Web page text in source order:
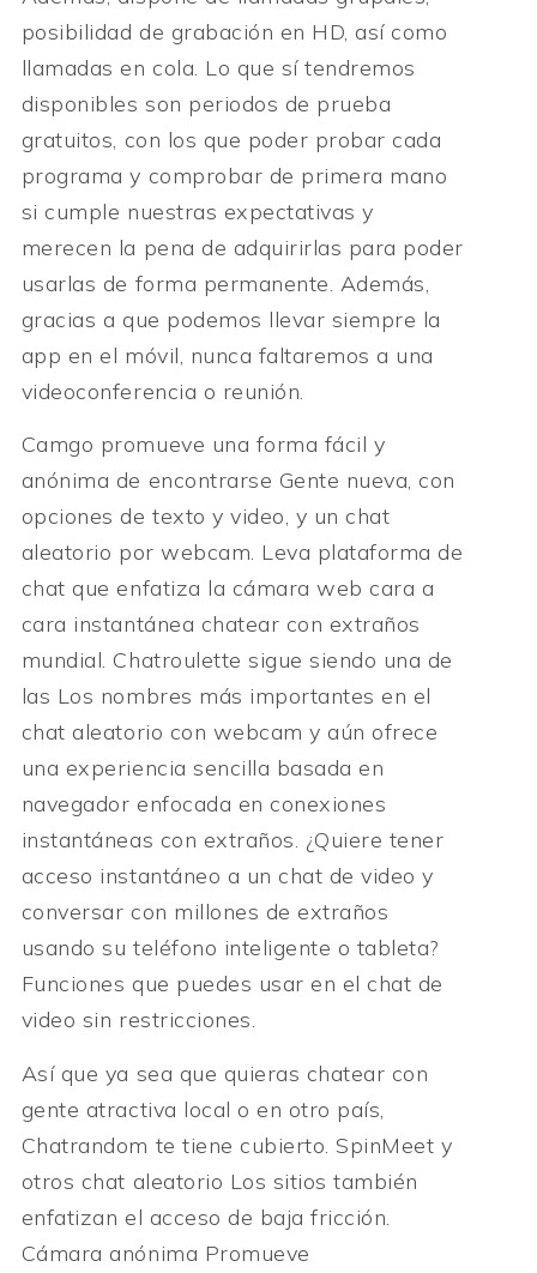
posibilidad de grabación en HD, así como
llamadas en cola. Lo que sí tendremos
disponibles son periodos de prueba
gratuitos, con los que poder probar cada
programa y comprobar de primera mano
si cumple nuestras expectativas y
merecen la pena de adquirirlas para poder
usarlas de forma permanente. Además,
gracias a que podemos llevar siempre la
app en el móvil, nunca faltaremos a una
videoconferencia o reunión.
Camgo promueve una forma fácil y
anónima de encontrarse Gente nueva, con
opciones de texto y video, y un chat
aleatorio por webcam. Leva plataforma de
chat que enfatiza la cámara web cara a
cara instantánea chatear con extraños
mundial. Chatroulette sigue siendo una de
las Los nombres más importantes en el
chat aleatorio con webcam y aún ofrece
una experiencia sencilla basada en
navegador enfocada en conexiones
instantáneas con extraños. ¿Quiere tener
acceso instantáneo a un chat de video y
conversar con millones de extraños
usando su teléfono inteligente o tableta?
Funciones que puedes usar en el chat de
video sin restricciones.
Así que ya sea que quieras chatear con
gente atractiva local o en otro país,
Chatrandom te tiene cubierto. SpinMeet y
otros chat aleatorio Los sitios también
enfatizan el acceso de baja fricción.
Cámara anónima Promueve